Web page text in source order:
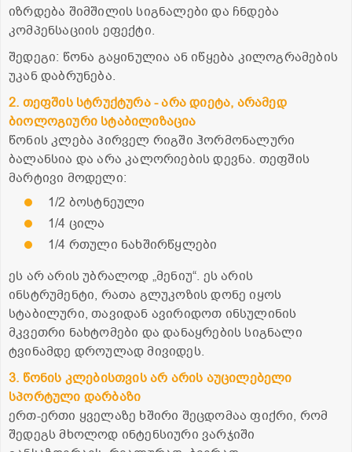
იზრდება შიმშილის სიგნალები და ჩნდება
კომპენსაციის ეფექტი.
შედეგი: წონა გაყინულია ან იწყება კილოგრამების
უკან დაბრუნება.
2. თეფშის სტრუქტურა - არა დიეტა, არამედ
ბიოლოგიური სტაბილიზაცია
წონის კლება პირველ რიგში ჰორმონალური
ბალანსია და არა კალორიების დევნა. თეფშის
მარტივი მოდელი:
1/2 ბოსტნეული
1/4 ცილა
1/4 რთული ნახშირწყლები
ეს არ არის უბრალოდ „მენიუ“. ეს არის
ინსტრუმენტი, რათა გლუკოზის დონე იყოს
სტაბილური, თავიდან ავირიდოთ ინსულინის
მკვეთრი ნახტომები და დანაყრების სიგნალი
ტვინამდე დროულად მივიდეს.
3. წონის კლებისთვის არ არის აუცილებელი
სპორტული დარბაზი
ერთ-ერთი ყველაზე ხშირი შეცდომაა ფიქრი, რომ
შედეგს მხოლოდ ინტენსიური ვარჯიში